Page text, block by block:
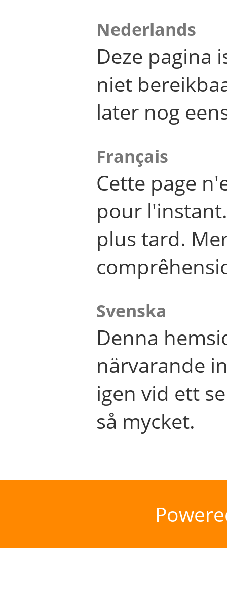
Nederlands
Deze pagina
niet
later nog
Français
Cette page
pour
plus tard.
Svenska
Denna
närvarande
igen vid ett
så mycket.